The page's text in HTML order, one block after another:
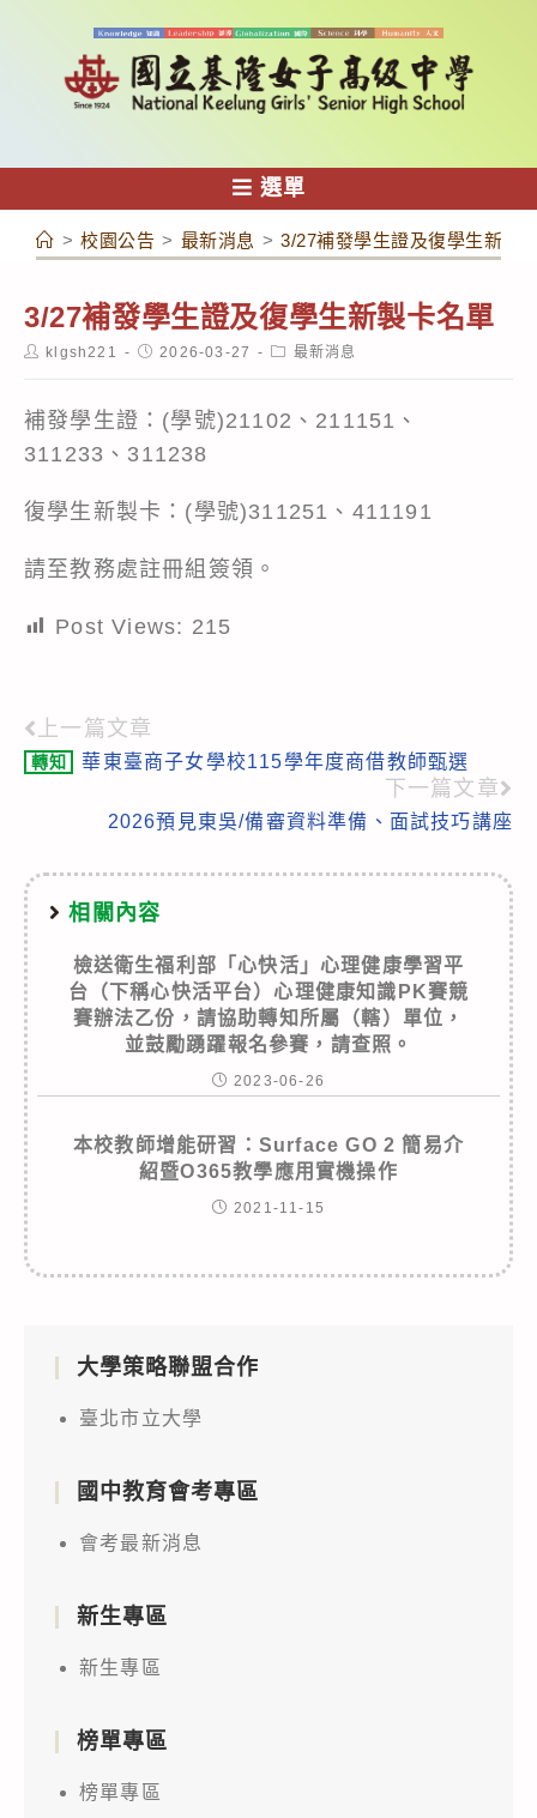
容
選單
> 校園公告 > 最新消息 > 3/27補發學生證及復學生新製
3/27補發學生證及復學生新製卡名單
Postklgsh221
Post2026-03-27
Post最新消息
補發學生證：(學號)21102、211151、
311233、311238
復學生新製卡：(學號)311251、411191
請至教務處註冊組簽領。
Post Views: 215
Read
more
articles
上一篇文章
轉知 華東臺商子女學校115學年度商借教師甄選
下一篇文章
2026預見東吳/備審資料準備、面試技巧講座
相關內容
檢送衛生福利部「心快活」心理健康學習平
台（下稱心快活平台）心理健康知識PK賽競
賽辦法乙份，請協助轉知所屬（轄）單位，
並鼓勵踴躍報名參賽，請查照。
2023-06-26
本校教師增能研習：Surface GO 2 簡易介
紹暨O365教學應用實機操作
2021-11-15
大學策略聯盟合作
臺北市立大學
國中教育會考專區
會考最新消息
新生專區
新生專區
榜單專區
榜單專區